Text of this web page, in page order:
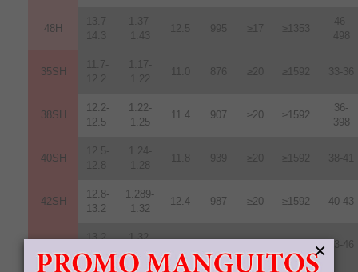
48H
13.7-
14.3
1.37-
1.43
12.5 995 ≥17 ≥1353
46-
498
35SH
11.7-
12.2
1.17-
1.22
11.0 876 ≥20 ≥1592 33-36
38SH
12.2-
12.5
1.22-
1.25
11.4 907 ≥20 ≥1592
36-
398
40SH
12.5-
12.8
1.24-
1.28
11.8 939 ≥20 ≥1592 38-41
42SH
12.8-
13.2
1.289-
1.32
12.4 987 ≥20 ≥1592 40-43
13.2-
13.8
1.32-
1.38
43-46
×